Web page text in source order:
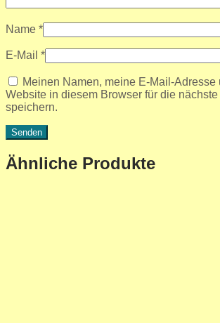
Name *
E-Mail *
Meinen Namen, meine E-Mail-Adresse
Website in diesem Browser für die
speichern.
Ähnliche Produkte